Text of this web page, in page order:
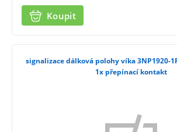
Koupit
signalizace dálková polohy víka 3NP1920-
1x přepínací kontakt